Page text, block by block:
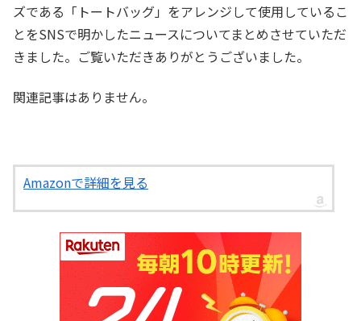
ズである「トートバッグ」をアレンジして使用しているこ
とをSNSで明かしたニュースについてまとめさせていただ
きました。ご覧いただきありがとうございました。
関連記事はありません。
Amazonで詳細を見る